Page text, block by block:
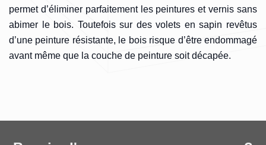
permet d’éliminer parfaitement les peintures et vernis sans
abimer le bois. Toutefois sur des volets en sapin revêtus
d’une peinture résistante, le bois risque d’être endommagé
avant même que la couche de peinture soit décapée.